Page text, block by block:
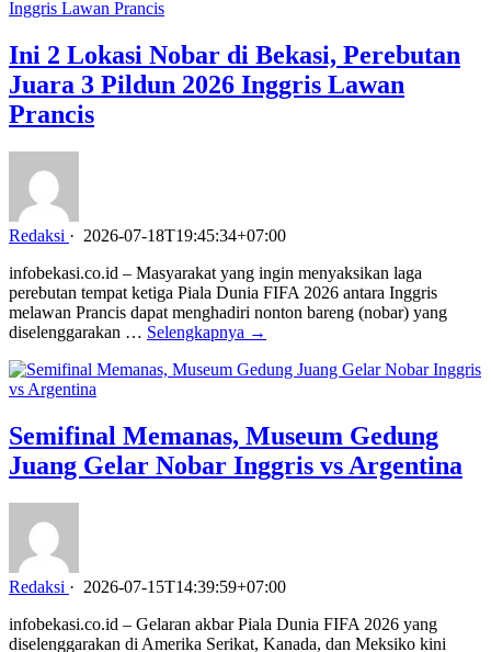
Ini 2 Lokasi Nobar di Bekasi, Perebutan
Juara 3 Pildun 2026 Inggris Lawan
Prancis
Redaksi · 2026-07-18T19:45:34+07:00
infobekasi.co.id – Masyarakat yang ingin menyaksikan laga
perebutan tempat ketiga Piala Dunia FIFA 2026 antara Inggris
melawan Prancis dapat menghadiri nonton bareng (nobar) yang
diselenggarakan … Selengkapnya →
Semifinal Memanas, Museum Gedung
Juang Gelar Nobar Inggris vs Argentina
Redaksi · 2026-07-15T14:39:59+07:00
infobekasi.co.id – Gelaran akbar Piala Dunia FIFA 2026 yang
diselenggarakan di Amerika Serikat, Kanada, dan Meksiko kini